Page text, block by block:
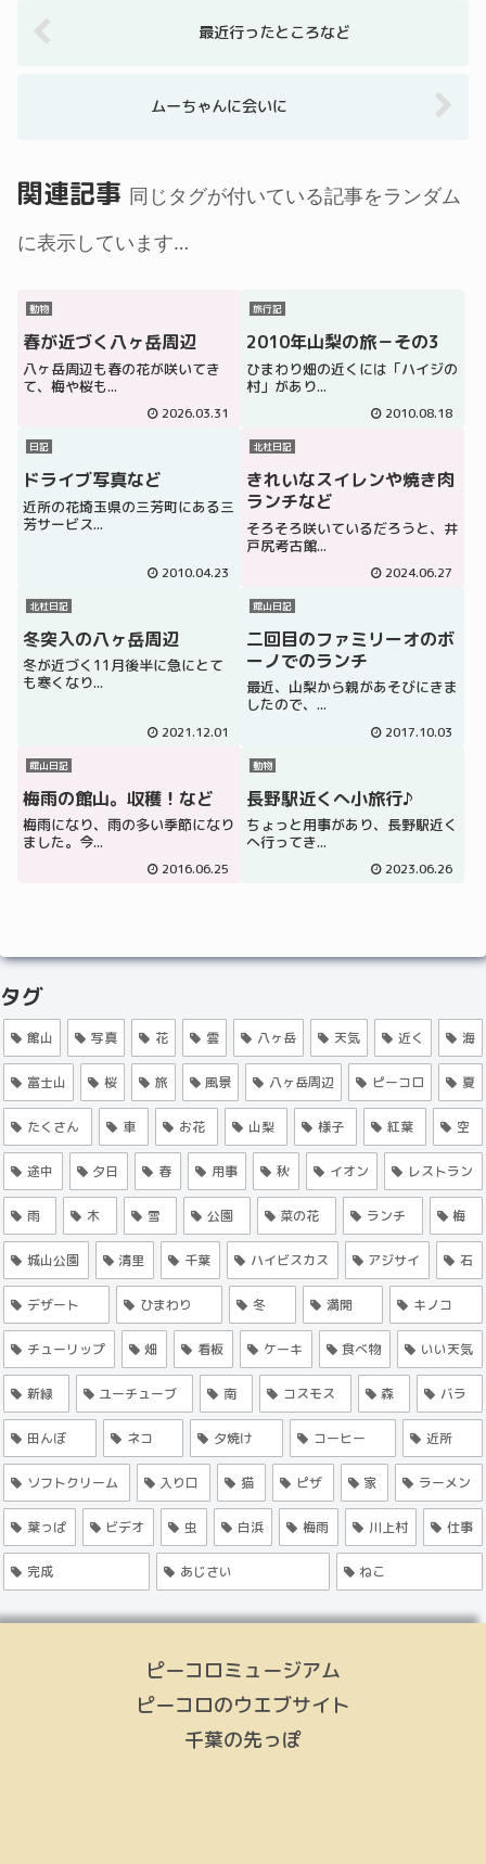
最近行ったところなど
ムーちゃんに会いに
関連記事 同じタグが付いている記事をランダム
に表示しています…
動物
春が近づく八ヶ岳周辺
八ヶ岳周辺も春の花が咲いてき
て、梅や桜も...
2026.03.31
旅行記
2010年山梨の旅－その3
ひまわり畑の近くには「ハイジの
村」があり...
2010.08.18
日記
ドライブ写真など
近所の花埼玉県の三芳町にある三
芳サービス...
2010.04.23
北杜日記
きれいなスイレンや焼き肉
ランチなど
そろそろ咲いているだろうと、井
戸尻考古館...
2024.06.27
北杜日記
冬突入の八ヶ岳周辺
冬が近づく11月後半に急にとて
も寒くなり...
2021.12.01
館山日記
二回目のファミリーオのボ
ーノでのランチ
最近、山梨から親があそびにきま
したので、...
2017.10.03
館山日記
梅雨の館山。収穫！など
梅雨になり、雨の多い季節になり
ました。今...
2016.06.25
動物
長野駅近くへ小旅行♪
ちょっと用事があり、長野駅近く
へ行ってき...
2023.06.26
タグ
館山 写真 花 雲 八ヶ岳 天気 近く 海
富士山 桜 旅 風景 八ヶ岳周辺 ピーコロ 夏
たくさん 車 お花 山梨 様子 紅葉 空
途中 夕日 春 用事 秋 イオン レストラン
雨 木 雪 公園 菜の花 ランチ 梅
城山公園 清里 千葉 ハイビスカス アジサイ 石
デザート ひまわり 冬 満開 キノコ
チューリップ 畑 看板 ケーキ 食べ物 いい天気
新緑 ユーチューブ 南 コスモス 森 バラ
田んぼ ネコ 夕焼け コーヒー 近所
ソフトクリーム 入り口 猫 ピザ 家 ラーメン
葉っぱ ビデオ 虫 白浜 梅雨 川上村 仕事
完成 あじさい ねこ
ピーコロミュージアム
ピーコロのウエブサイト
千葉の先っぽ